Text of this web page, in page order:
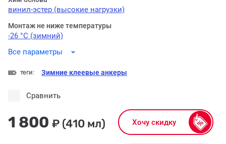
винил-эстер (высокие нагрузки)
Монтаж не ниже температуры
-26 °C (зимний)
Все параметры
теги: Зимние клеевые анкеры
1 800 ₽ (410 мл) Хочу скидку
Сравнить